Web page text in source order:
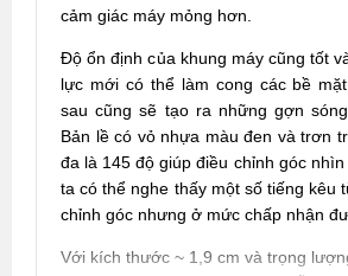
cảm giác máy mỏng hơn.
Độ ổn định của khung máy cũng tốt
lực mới có thể làm cong các bề
sau cũng sẽ tạo ra những gợn
Bản lề có vỏ nhựa màu đen và trơn
đa là 145 độ giúp điều chỉnh góc
ta có thể nghe thấy một số tiếng kêu
chỉnh góc nhưng ở mức chấp nhận
Với kích thước ~ 1,9 cm và trọng